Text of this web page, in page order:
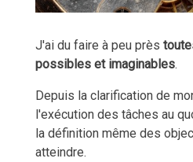
J'ai du faire à peu près
possibles et imaginables.
Depuis la clarification de
l'exécution des tâches au
la définition même des
atteindre.